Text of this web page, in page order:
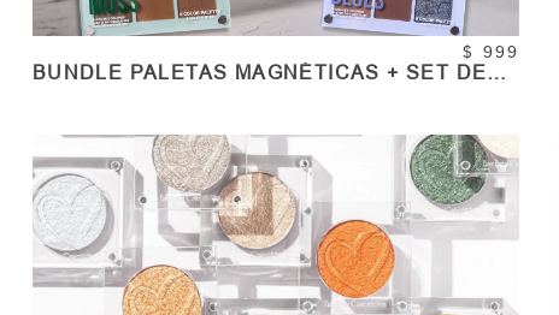
$ 999
BUNDLE PALETAS MAGNÉTICAS + SET DE
Cantidad
COMPRAR